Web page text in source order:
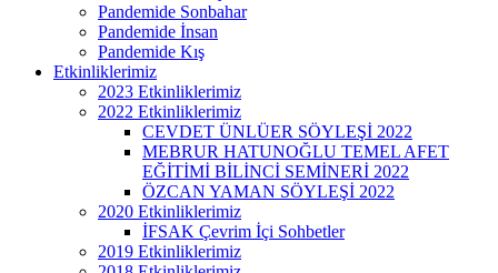
Pandemide Sonbahar
Pandemide İnsan
Pandemide Kış
Etkinliklerimiz
2023 Etkinliklerimiz
2022 Etkinliklerimiz
CEVDET ÜNLÜER SÖYLEŞİ 2022
MEBRUR HATUNOĞLU TEMEL AFET
EĞİTİMİ BİLİNCİ SEMİNERİ 2022
ÖZCAN YAMAN SÖYLEŞİ 2022
2020 Etkinliklerimiz
İFSAK Çevrim İçi Sohbetler
2019 Etkinliklerimiz